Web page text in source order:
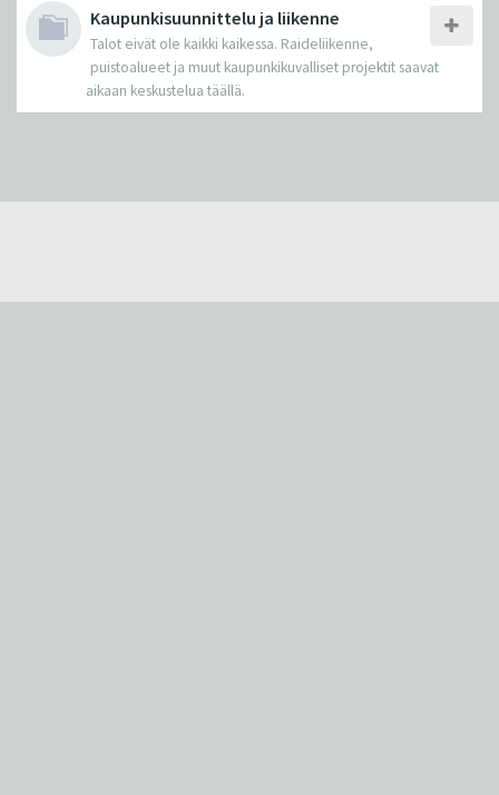
Kaupunkisuunnittelu ja liikenne
Talot eivät ole kaikki kaikessa. Raideliikenne,
puistoalueet ja muut kaupunkikuvalliset projektit saavat
aikaan keskustelua täällä.